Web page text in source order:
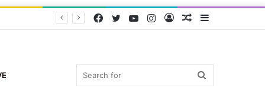
Random
Log
Instagram
YouTube
Twitter
Facebook